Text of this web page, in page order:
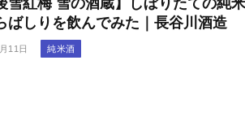
雪紅梅 雪の酒蔵】しぼりたての純米
ばしりを飲んでみた｜長谷川酒造
11日 純米酒